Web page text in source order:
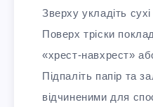
Зверху укладіть сухі
Поверх тріски
«хрест-навхрест»
Підпаліть папір та
відчиненими для